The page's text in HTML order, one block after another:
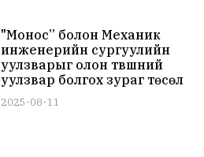
"Монос” болон Механик
инженерийн сургуулийн
уулзварыг олон түвшний
уулзвар болгох зураг төсөл
2025-08-11